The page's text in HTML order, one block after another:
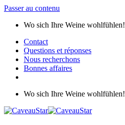
Passer au contenu
Wo sich Ihre Weine wohlfühlen!
Contact
Questions et réponses
Nous recherchons
Bonnes affaires
Wo sich Ihre Weine wohlfühlen!